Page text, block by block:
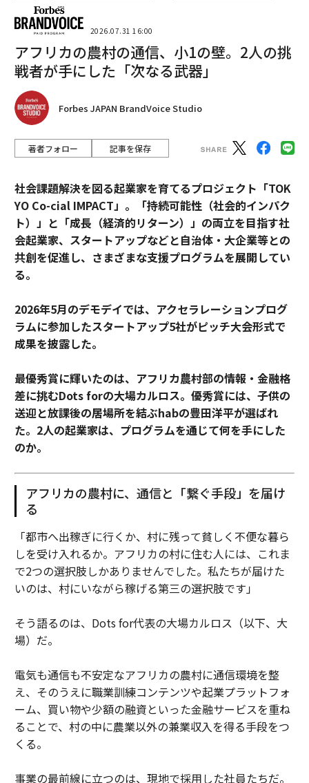
2026.07.31 16:00
アフリカの農村の通信、小1の壁。2人の挑
戦者が手にした「次なる武器」
Forbes JAPAN BrandVoice Studio
著者フォロー 記事を保存
社会課題解決を図る起業家を育てるプロジェクト「TOK
YO Co-cial IMPACT」。
「持続可能性（社会的インパク
ト）」と「成長（経済的リターン）」の両立を目指す社
会起業家、スタートアップなどと自治体・大企業等との
共創を促進し、さまざまな支援プログラムを展開してい
る。
2026年5月のデモデイでは、アクセラレーションプログ
ラムに参加したスタートアップ5社がピッチ大会形式で
成果を披露した。
最優秀賞に輝いたのは、アフリカ農村部の情報・金融格
差に挑むDots forの大場カルロス。優秀賞には、子供の
送迎と放課後の居場所を結ぶhabの豊田洋平が選ばれ
た。2人の起業家は、プログラムを通じて何を手にした
のか。
アフリカの農村に、通信と「繋ぐ手段」を届け
る
「都市へ出稼ぎに行くか、村に残って貧しく不便な暮ら
しを受け入れるか。アフリカの村に住む人には、これま
で2つの選択肢しかありませんでした。私たちが届けた
いのは、村にいながら稼げる第三の選択肢です」
そう語るのは、Dots for代表の大場カルロス（以下、大
場）だ。
電気も通信も不安定なアフリカの農村に通信環境を整
え、そのうえに職業訓練コンテンツや起業プラットフォ
ーム、買い物や少額の融資といった金融サービスを重ね
ることで、村の中に農業以外の兼業収入を得る手段をつ
くる。
事業の最前線に立つのは、現地で採用した社員たちだ。